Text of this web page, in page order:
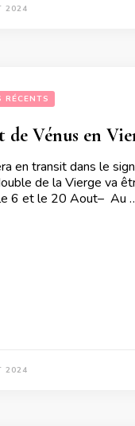
2024
RÉCENTS
de Vénus en
en transit dans le
de la Vierge va
6 et le 20 Aout– Au
2024